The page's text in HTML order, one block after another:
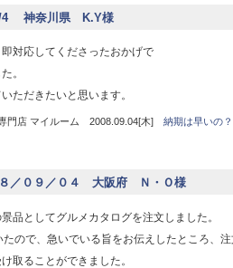
4 神奈川県 K.Y様
対応してくださったおかげで
。
ただきたいと思います。
門店 マイルーム 2008.09.04[木] 納期は早いの？
８／０９／０４ 大阪府 Ｎ・Ｏ様
品としてグルメカタログを注文しました。
ので、急いでいる旨をお伝えしたところ、
取ることができました。